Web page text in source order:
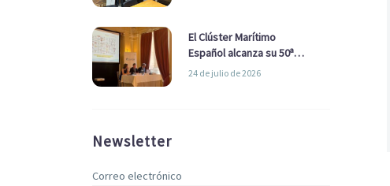
Ayuntamiento
El Clúster Marítimo
Español alcanza su 50ª
Asamblea reafirmando su
24 de julio de 2026
Newsletter
Correo electrónico